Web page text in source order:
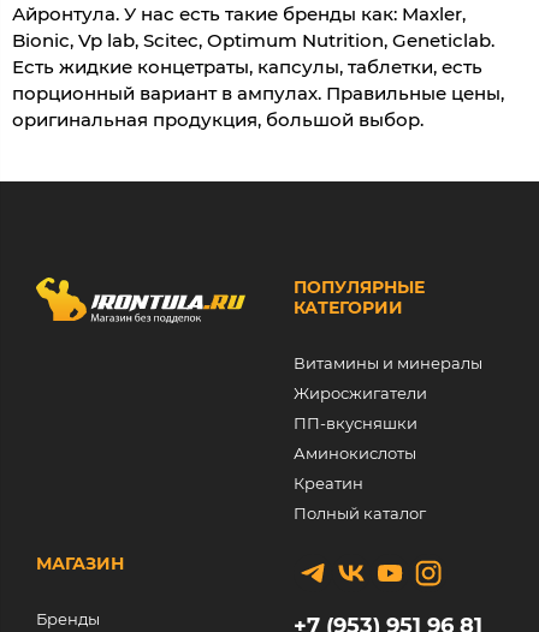
Айронтула. У нас есть такие бренды как: Maxler,
Bionic, Vp lab, Scitec, Optimum Nutrition, Geneticlab.
Есть жидкие концетраты, капсулы, таблетки, есть
порционный вариант в ампулах. Правильные цены,
оригинальная продукция, большой выбор.
ПОПУЛЯРНЫЕ
КАТЕГОРИИ
Витамины и минералы
Жиросжигатели
ПП-вкусняшки
Аминокислоты
Креатин
Полный каталог
МАГАЗИН
Бренды +7 (953) 951 96 81